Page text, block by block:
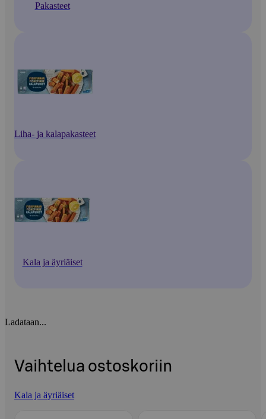
Pakasteet
Liha- ja kalapakasteet
Kala ja äyriäiset
Ladataan...
Vaihtelua ostoskoriin
Kala ja äyriäiset